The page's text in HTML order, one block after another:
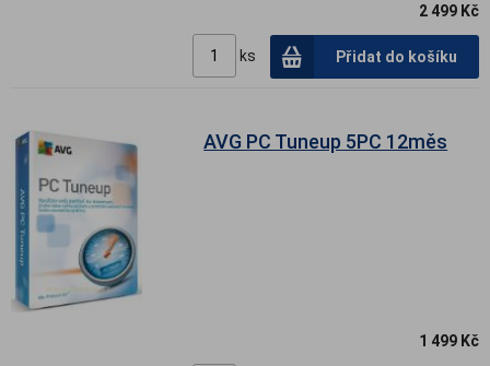
2 499 Kč
ks Přidat do košíku
AVG PC Tuneup 5PC 12měs
1 499 Kč